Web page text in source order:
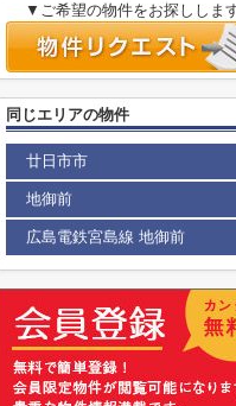
▼ご希望の物件をお探ししま
同じエリアの物件
廿日市市
地御前
広島電鉄宮島線 地御前